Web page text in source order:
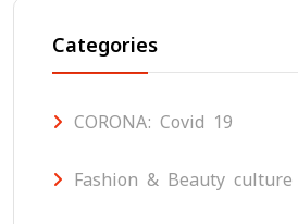
Categories
CORONA: Covid 19
Fashion & Beauty culture